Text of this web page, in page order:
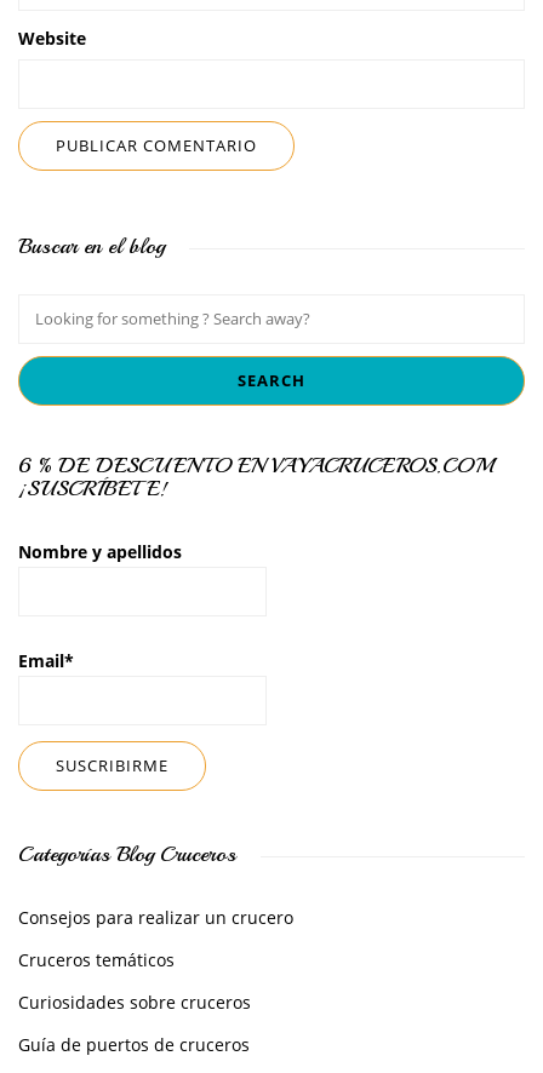
Website
Buscar en el blog
6 % DE DESCUENTO EN VAYACRUCEROS.COM
¡SUSCRÍBETE!
Nombre y apellidos
Email*
Categorías Blog Cruceros
Consejos para realizar un crucero
Cruceros temáticos
Curiosidades sobre cruceros
Guía de puertos de cruceros